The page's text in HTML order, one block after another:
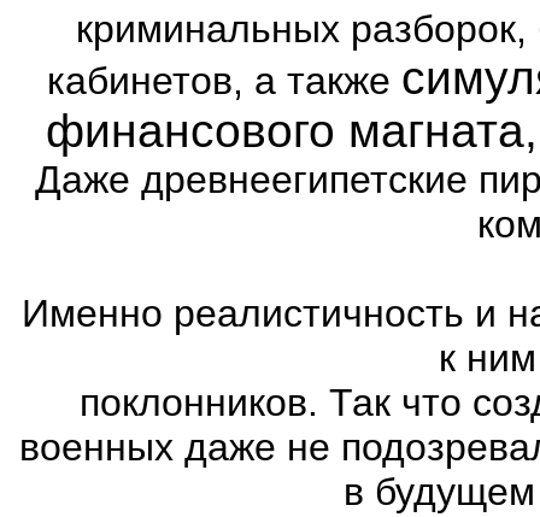
криминальных
кабинетов, а также
финансового
Даже древнеегипетские
Именно реалистичность и
к
поклонников. Так что
военных даже не
в будущем